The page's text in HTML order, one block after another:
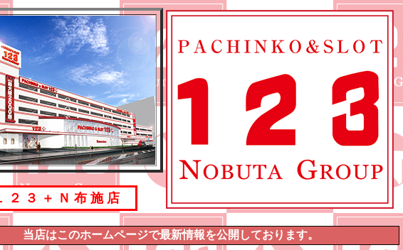
２ ３ ＋ Ｎ 布 施 店
当店はこのホームページで最新情報を公開しております。